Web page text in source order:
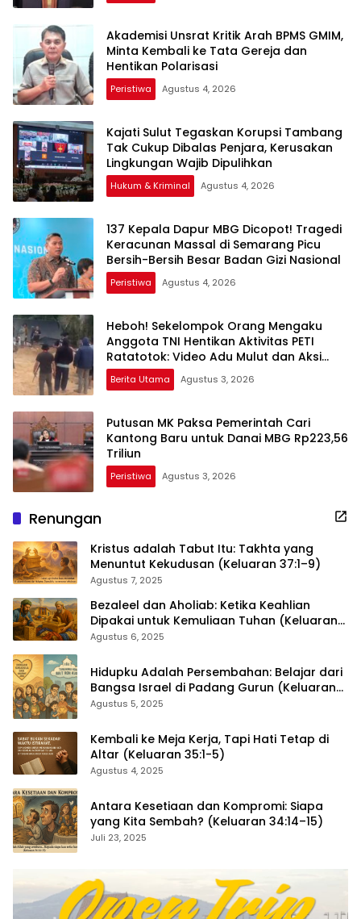
Akademisi Unsrat Kritik Arah BPMS GMIM,
Minta Kembali ke Tata Gereja dan
Hentikan Polarisasi
Peristiwa Agustus 4, 2026
Kajati Sulut Tegaskan Korupsi Tambang
Tak Cukup Dibalas Penjara, Kerusakan
Lingkungan Wajib Dipulihkan
Hukum & Kriminal Agustus 4, 2026
137 Kepala Dapur MBG Dicopot! Tragedi
Keracunan Massal di Semarang Picu
Bersih-Bersih Besar Badan Gizi Nasional
Peristiwa Agustus 4, 2026
Heboh! Sekelompok Orang Mengaku
Anggota TNI Hentikan Aktivitas PETI
Ratatotok: Video Adu Mulut dan Aksi
Penembakan Sorot Carut-marut
Penegakan Hukum
Berita Utama Agustus 3, 2026
Putusan MK Paksa Pemerintah Cari
Kantong Baru untuk Danai MBG Rp223,56
Triliun
Peristiwa Agustus 3, 2026
Renungan
Kristus adalah Tabut Itu: Takhta yang
Menuntut Kekudusan (Keluaran 37:1–9)
Agustus 7, 2025
Bezaleel dan Aholiab: Ketika Keahlian
Dipakai untuk Kemuliaan Tuhan (Keluaran
36:1–7)
Agustus 6, 2025
Hidupku Adalah Persembahan: Belajar dari
Bangsa Israel di Padang Gurun (Keluaran
35:4–29)
Agustus 5, 2025
Kembali ke Meja Kerja, Tapi Hati Tetap di
Altar (Keluaran 35:1-5)
Agustus 4, 2025
Antara Kesetiaan dan Kompromi: Siapa
yang Kita Sembah? (Keluaran 34:14–15)
Juli 23, 2025